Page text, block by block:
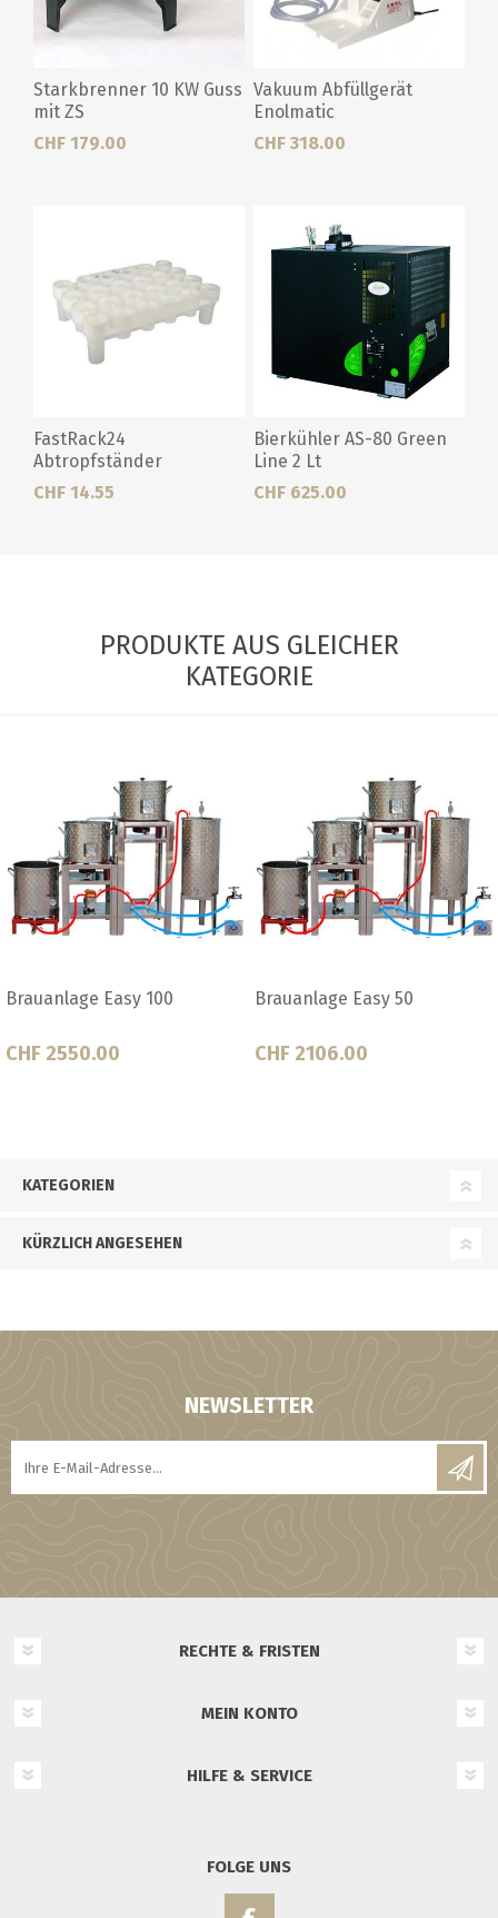
Starkbrenner 10 KW Guss
mit ZS
CHF 179.00
Vakuum Abfüllgerät
Enolmatic
CHF 318.00
FastRack24
Abtropfständer
CHF 14.55
Bierkühler AS-80 Green
Line 2 Lt
CHF 625.00
PRODUKTE AUS GLEICHER
KATEGORIE
Brauanlage Easy 100
CHF 2550.00
Brauanlage Easy 50
CHF 2106.00
KATEGORIEN
KÜRZLICH ANGESEHEN
NEWSLETTER
RECHTE & FRISTEN
MEIN KONTO
HILFE & SERVICE
FOLGE UNS